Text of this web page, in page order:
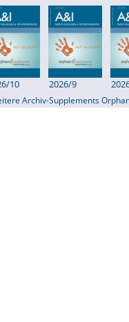
10 2026/9
Archiv-Supplements